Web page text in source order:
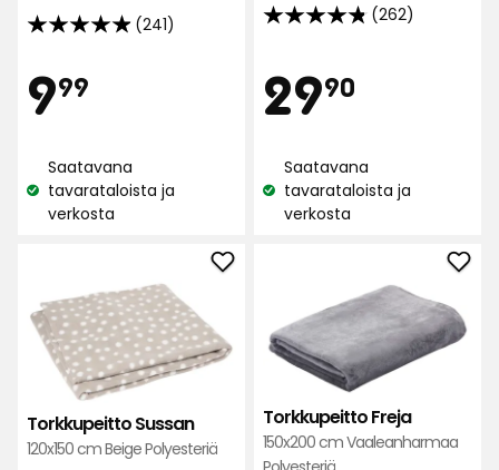
(241)
4.9
5:stä,
241
perusteella
Hinta
999
€
Katso
saatavuus:
Saatavana
tavarataloista ja
verkosta
(262)
4.8
5:stä,
262
perusteella
2990
€
Katso
saatavuus:
Saatavana
tavarataloista ja
verkosta
Torkkupeitto Sussan
120x150 cm Beige Polyesteriä
Lisää
Torkkupeitto
Sussan
suosikkeihin
Torkkupeitto Freja
150x200 cm Vaaleanharmaa